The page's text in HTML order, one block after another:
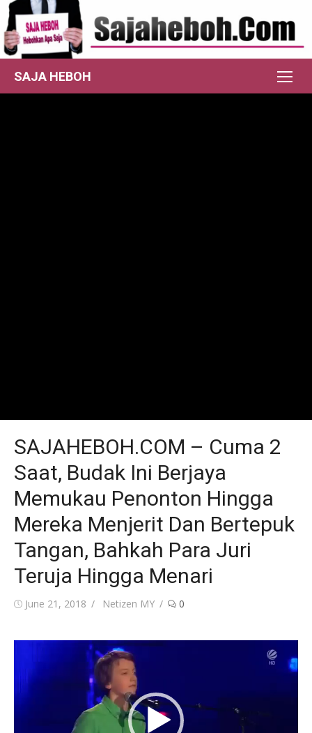
Skip
to
content
SAJA HEBOH
SAJAHEBOH.COM – Cuma 2
Saat, Budak Ini Berjaya
Memukau Penonton Hingga
Mereka Menjerit Dan Bertepuk
Tangan, Bahkah Para Juri
Teruja Hingga Menari
Posted
June 21, 2018 Author
Netizen MY 0